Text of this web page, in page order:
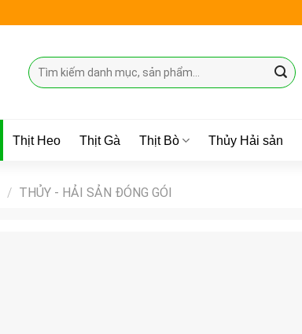
Tìm
kiếm:
Thịt Heo Thịt Gà Thịt Bò Thủy Hải sản
/ THỦY - HẢI SẢN ĐÓNG GÓI